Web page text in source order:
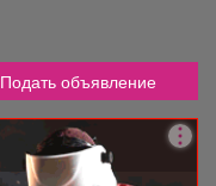
Подать объявление